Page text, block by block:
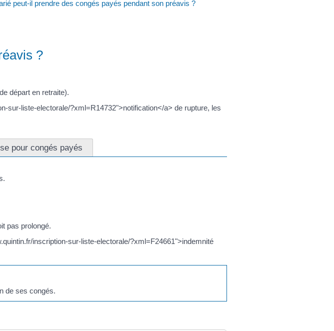
peut-il prendre des congés payés pendant son préavis ?
?
départ en retraite).
sur-liste-electorale/?xml=R14732">notification</a> de rupture, les
pour congés payés
pas prolongé.
inscription-sur-liste-electorale/?xml=F24661">indemnité
de ses congés.